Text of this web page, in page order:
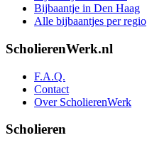
Bijbaantje in Den Haag
Alle bijbaantjes per regio
ScholierenWerk.nl
F.A.Q.
Contact
Over ScholierenWerk
Scholieren